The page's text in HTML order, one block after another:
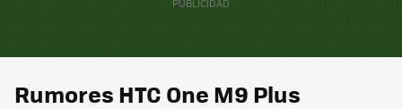
Rumores HTC One M9 Plus